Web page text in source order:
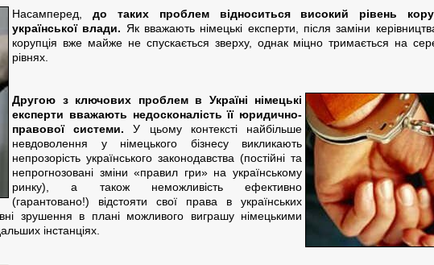
Насамперед, до таких проблем відноситься високий рівень
української влади. Як вважають німецькі експерти, після заміни
корупція вже майже не спускається зверху, однак міцно тримається на
рівнях.
Другою з ключових проблем в Україні німецькі
експерти вважають недосконалість її юридично-
правової системи. У цьому контексті найбільше
невдоволення у німецького бізнесу викликають
непрозорість українського законодавства (постійні та
непрогнозовані зміни «правил гри» на українському
ринку), а також неможливість ефективно
(гарантовано!) відстояти свої права в українських
зрушення в плані можливого виграшу німецькими
інстанціях.